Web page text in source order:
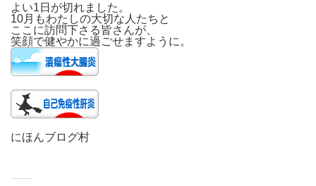
よい1日が切れました。
10月もわたしの大切な人たちと
ここに訪問下さる皆さんが、
笑顔で健やかに過ごせますように。
にほんブログ村